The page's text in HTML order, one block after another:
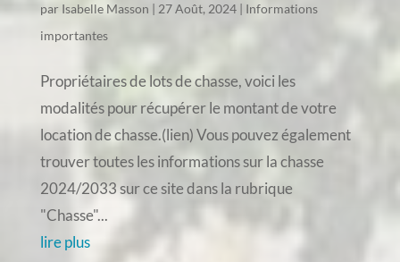
par Isabelle Masson | 27 Août, 2024| Informations
importantes
Propriétaires de lots de chasse, voici les
modalités pour récupérer le montant de votre
location de chasse.(lien) Vous pouvez également
trouver toutes les informations sur la chasse
2024/2033 sur ce site dans la rubrique
"Chasse"...
lire plus